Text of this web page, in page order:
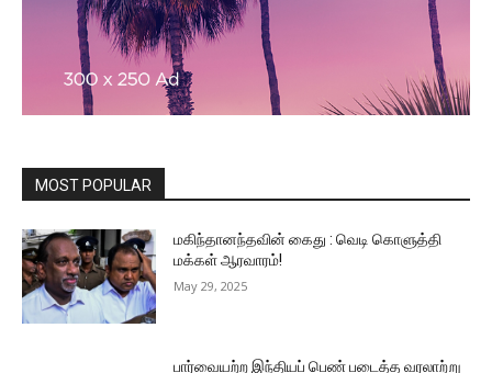
MOST POPULAR
மகிந்தானந்தவின் கைது : வெடி கொளுத்தி
மக்கள் ஆரவாரம்!
May 29, 2025
பார்வையற்ற இந்தியப் பெண் படைத்த வரலாற்று